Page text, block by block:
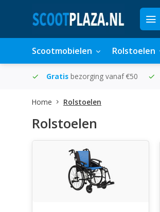
Scootmobielen Rolstoelen
Gratis bezorging vanaf €50
Home Rolstoelen
Rolstoelen